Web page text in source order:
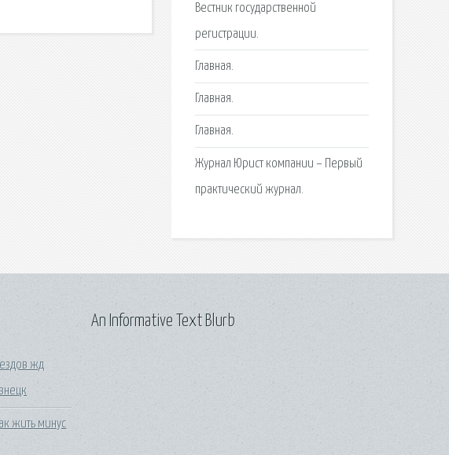
Вестник государственной
регистрации.
Главная.
Главная.
Главная.
Журнал Юрист компании – Первый
практический журнал.
жд
жить минус
An Informative Text Blurb